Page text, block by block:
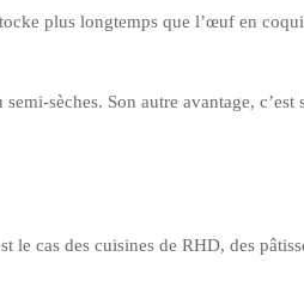
plus longtemps que l’œuf en
sèches. Son autre avantage,
cas des cuisines de RHD, des